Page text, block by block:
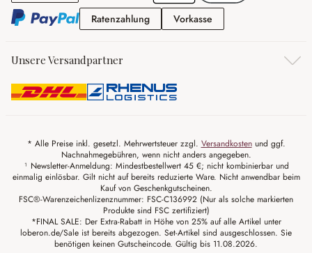
RatenzahlungRatenzahlung
Vorkasse
Unsere Versandpartner
* Alle Preise inkl. gesetzl. Mehrwertsteuer zzgl. Versandkostenund ggf.
Nachnahmegebühren, wenn nicht anders angegeben.
¹ Newsletter-Anmeldung: Mindestbestellwert 45 €; nicht kombinierbar und
einmalig einlösbar. Gilt nicht auf bereits reduzierte Ware. Nicht anwendbar beim
Kauf von Geschenkgutscheinen.
FSC®-Warenzeichenlizenznummer: FSC-C136992 (Nur als solche markierten
Produkte sind FSC zertifiziert)
*FINAL SALE: Der Extra-Rabatt in Höhe von 25% auf alle Artikel unter
loberon.de/Sale ist bereits abgezogen. Set-Artikel sind ausgeschlossen. Sie
benötigen keinen Gutscheincode. Gültig bis 11.08.2026.